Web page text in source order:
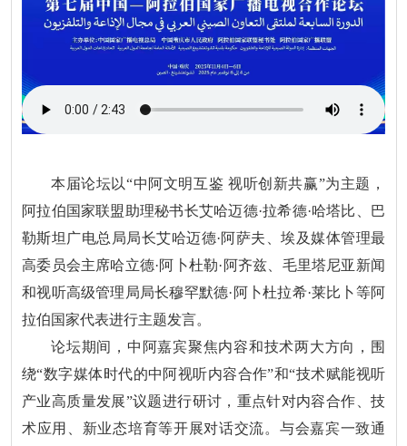
本届论坛以“中阿文明互鉴 视听创新共赢”为主题，
阿拉伯国家联盟助理秘书长艾哈迈德·拉希德·哈塔比、巴
勒斯坦广电总局局长艾哈迈德·阿萨夫、埃及媒体管理最
高委员会主席哈立德·阿卜杜勒·阿齐兹、毛里塔尼亚新闻
和视听高级管理局局长穆罕默德·阿卜杜拉希·莱比卜等阿
拉伯国家代表进行主题发言。
论坛期间，中阿嘉宾聚焦内容和技术两大方向，围
绕“数字媒体时代的中阿视听内容合作”和“技术赋能视听
产业高质量发展”议题进行研讨，重点针对内容合作、技
术应用、新业态培育等开展对话交流。与会嘉宾一致通